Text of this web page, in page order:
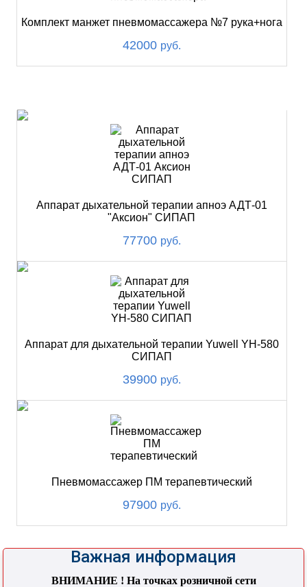
Комплект манжет пневмомассажера №7 рука+нога
42000 руб.
Аппарат дыхательной терапии апноэ АДТ-01
"Аксион" СИПАП
77700 руб.
Аппарат для дыхательной терапии Yuwell YH-580
СИПАП
39900 руб.
Пневмомассажер ПМ терапевтический
97900 руб.
Важная информация
ВНИМАНИЕ ! На точках розничной сети